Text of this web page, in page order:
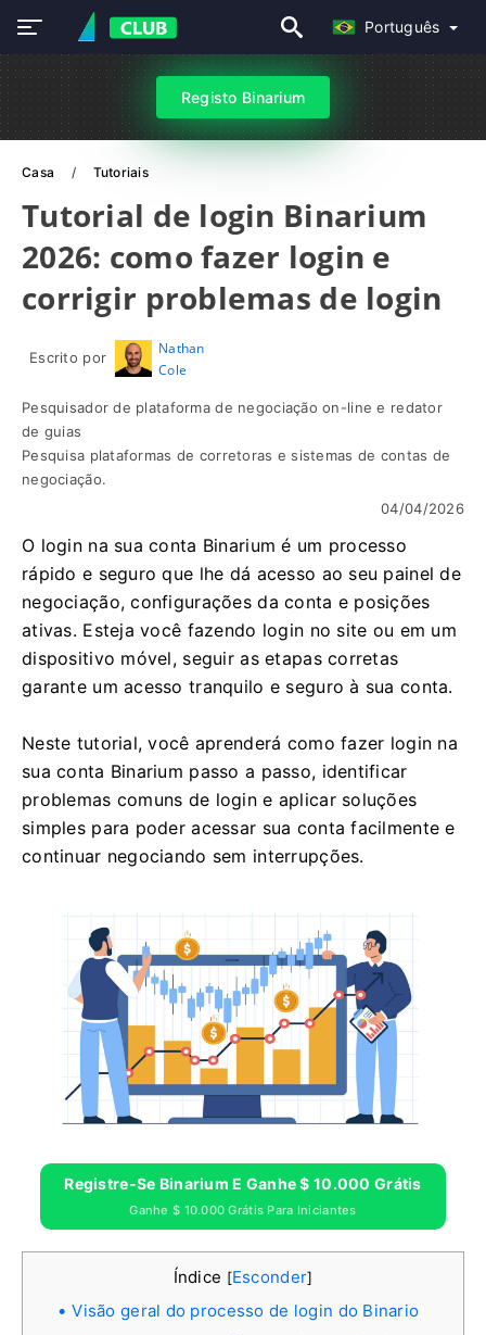
Português
Registo Binarium
Casa Tutoriais
Tutorial de login Binarium
2026: como fazer login e
corrigir problemas de login
Escrito por
Nathan
Cole
Pesquisador de plataforma de negociação on-line e redator
de guias
Pesquisa plataformas de corretoras e sistemas de contas de
negociação.
04/04/2026
O login na sua conta Binarium é um processo
rápido e seguro que lhe dá acesso ao seu painel de
negociação, configurações da conta e posições
ativas. Esteja você fazendo login no site ou em um
dispositivo móvel, seguir as etapas corretas
garante um acesso tranquilo e seguro à sua conta.
Neste tutorial, você aprenderá como fazer login na
sua conta Binarium passo a passo, identificar
problemas comuns de login e aplicar soluções
simples para poder acessar sua conta facilmente e
continuar negociando sem interrupções.
Registre-Se Binarium E Ganhe $ 10.000 Grátis
Ganhe $ 10.000 Grátis Para Iniciantes
Índice [Esconder]
Visão geral do processo de login do Binario